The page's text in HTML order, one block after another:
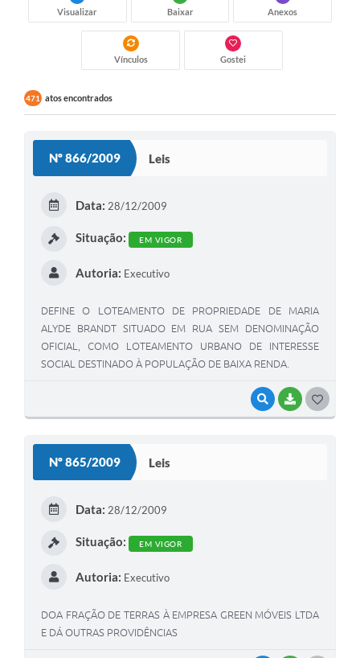
Visualizar Baixar Anexos
Vínculos Gostei
471 atos encontrados
Nº 866/2009 Leis
VISUALIZAR
BAIXAR
Data: 28/12/2009
Situação: EM VIGOR
Autoria: Executivo
DEFINE O LOTEAMENTO DE PROPRIEDADE DE MARIA
ALYDE BRANDT SITUADO EM RUA SEM DENOMINAÇÃO
OFICIAL, COMO LOTEAMENTO URBANO DE INTERESSE
SOCIAL DESTINADO À POPULAÇÃO DE BAIXA RENDA.
Nº 865/2009 Leis
Data: 28/12/2009
Situação: EM VIGOR
Autoria: Executivo
DOA FRAÇÃO DE TERRAS À EMPRESA GREEN MÓVEIS LTDA
E DÁ OUTRAS PROVIDÊNCIAS